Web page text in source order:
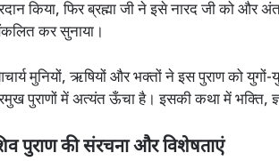
किया, फिर ब्रह्मा जी ने इसे नारद जी को और
कर सुनाया।
मुनियों, ऋषियों और भक्तों ने इस पुराण को
पुराणों में अत्यंत ऊँचा है। इसकी कथा में भक्ति,
पुराण की संरचना और विशेषताएं